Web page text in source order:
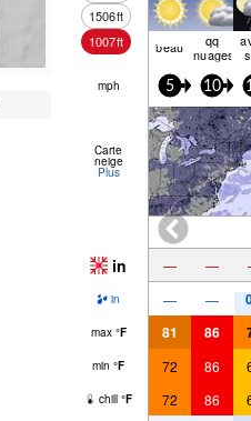
1506ft
1007ft beau qq
nuages
mph 5 10
Carte
neige
Plus
in — —
in — —
max °F 81 86
min °F 72 86
chill °F 72 86